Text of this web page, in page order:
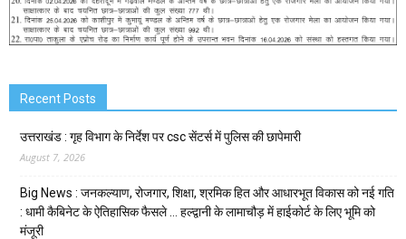
Recent Posts
उत्तराखंड : गृह विभाग के निर्देश पर csc सेंटर्स में पुलिस की छापेमारी
August 7, 2026
Big News : जनकल्याण, रोजगार, शिक्षा, श्रमिक हित और आधारभूत विकास को नई गति
: धामी कैबिनेट के ऐतिहासिक फैसले … हल्द्वानी के लामाचौड़ में हाईकोर्ट के लिए भूमि को
मंजूरी